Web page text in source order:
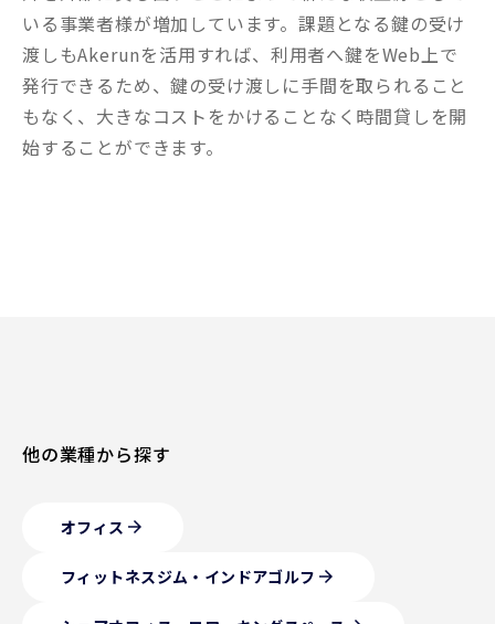
いる事業者様が増加しています。課題となる鍵の受け
渡しもAkerunを活用すれば、利用者へ鍵をWeb上で
発行できるため、鍵の受け渡しに手間を取られること
もなく、大きなコストをかけることなく時間貸しを開
始することができます。
他の業種から探す
オフィス arrow_forward
フィットネスジム・インドアゴルフ arrow_forward